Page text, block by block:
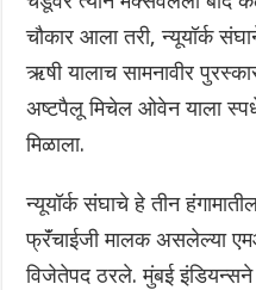
चौकार आला तरी, न्यूयॉर्क
ऋषी यालाच सामनावीर
अष्टपैलू मिचेल ओवेन याला
मिळाला.
न्यूयॉर्क संघाचे हे तीन
फ्रॅंचाईजी मालक असलेल्या
विजेतेपद ठरले. मुंबई